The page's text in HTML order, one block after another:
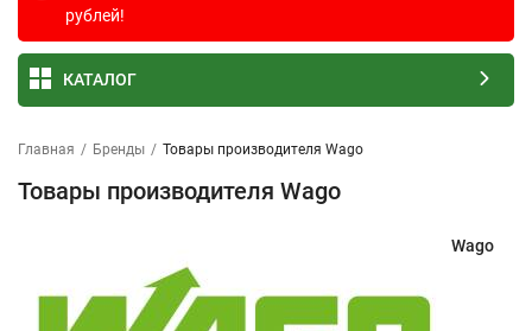
рублей!
КАТАЛОГ
Главная / Бренды / Товары производителя Wago
Товары производителя Wago
Wago